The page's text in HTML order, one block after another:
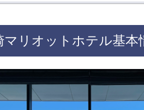
マリオットホテル基本